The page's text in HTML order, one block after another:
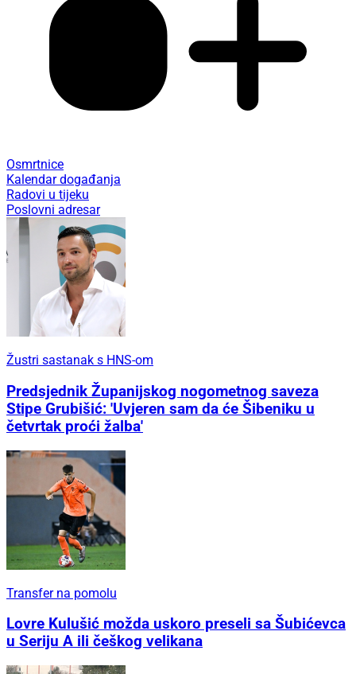
Osmrtnice
Kalendar događanja
Radovi u tijeku
Poslovni adresar
Žustri sastanak s HNS-om
Predsjednik Županijskog nogometnog saveza
Stipe Grubišić: 'Uvjeren sam da će Šibeniku u
četvrtak proći žalba'
Transfer na pomolu
Lovre Kulušić možda uskoro preseli sa Šubićevca
u Seriju A ili češkog velikana